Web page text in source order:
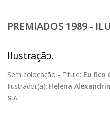
PREMIADOS 1989 -
Ilustração.
Sem colocação - Título: Eu fico
Ilustrador(a): Helena
S.A